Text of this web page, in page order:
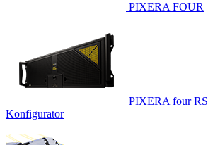
PIXERA FOUR
PIXERA four RS
Konfigurator